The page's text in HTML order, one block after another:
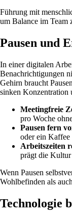
Führung mit
um Balance im Team
Pausen und
In einer digitalen
Benachrichtigungen
Gehirn braucht
sinken Konzentration
Meetingfreie
pro Woche
Pausen fern
oder ein
Arbeitszeiten
prägt die
Wenn Pausen
Wohlbefinden als
Technologie